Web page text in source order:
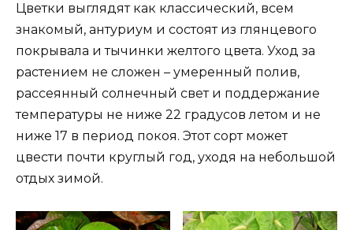
Цветки выглядят как классический, всем
знакомый, антуриум и состоят из глянцевого
покрывала и тычинки желтого цвета. Уход за
растением не сложен – умеренный полив,
рассеянный солнечный свет и поддержание
температуры не ниже 22 градусов летом и не
ниже 17 в период покоя. Этот сорт может
цвести почти круглый год, уходя на небольшой
отдых зимой.